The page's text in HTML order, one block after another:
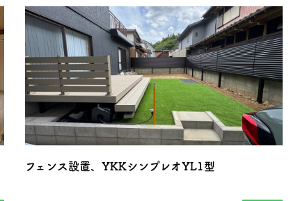
フェンス設置、YKKシンプレオYL1型